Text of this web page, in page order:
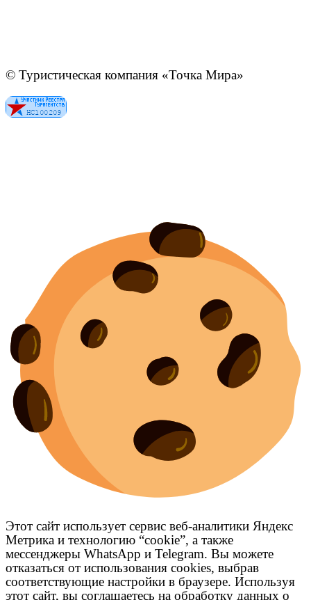
© Туристическая компания «Точка Мира»
Этот сайт использует сервис веб-аналитики Яндекс
Метрика и технологию “cookie”, а также
мессенджеры WhatsApp и Telegram. Вы можете
отказаться от использования cookies, выбрав
соответствующие настройки в браузере. Используя
этот сайт, вы соглашаетесь на обработку данных о